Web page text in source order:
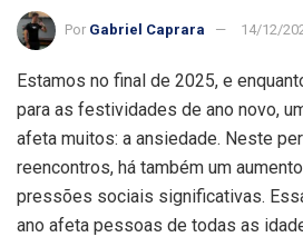
Por Gabriel Caprara 14/12/
Estamos no final de 2025, e
para as festividades de ano novo,
afeta muitos: a ansiedade. Neste
reencontros, há também um
pressões sociais significativas.
ano afeta pessoas de todas as